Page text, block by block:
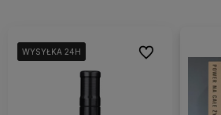
WYSYŁKA 24H
WYSYŁKA 24H
WYSYŁKA 24H Do ulubionych